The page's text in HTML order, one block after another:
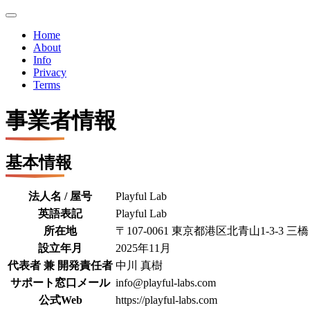
Home
About
Info
Privacy
Terms
事業者情報
基本情報
法人名 / 屋号
Playful Lab
英語表記
Playful Lab
所在地
〒107-0061 東京都港区北青山1-3-3 三
設立年月
2025年11月
代表者 兼 開発責任者 中川 真樹
サポート窓口メール info@playful-labs.com
公式Web
https://playful-labs.com